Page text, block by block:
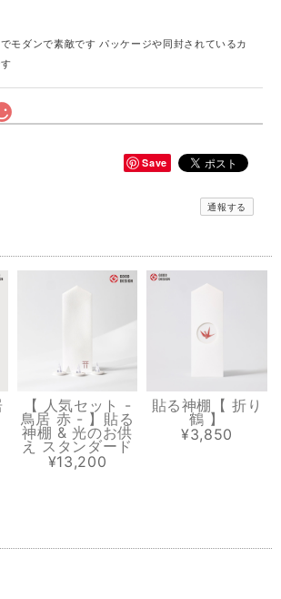
モダンで素敵です パッケージや同封されているカ
ンです パッケージや同封されているカードも素敵で
シャレだけどパッケージや同封されていたカードも
けない盛り塩［ スタンダード ］ 2個セット 【 S 】
っていなくて 写真ほどの透明感も無いので、値段
Save
通報する
【 人気セット -
鳥居 赤 - 】貼る
神棚 & 光のお供
え スタンダード
¥13,200
貼る神棚【 折り
鶴 】
¥3,850